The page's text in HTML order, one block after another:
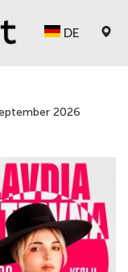
DE
2026